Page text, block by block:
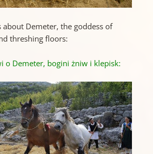
about Demeter, the goddess of
threshing floors:
o Demeter, bogini żniw i klepisk: